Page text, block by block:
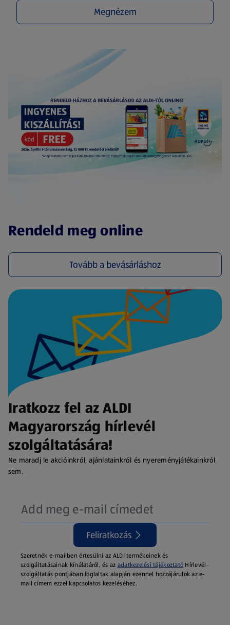
Megnézem
Rendeld meg online
Tovább a bevásárláshoz
(új oldalon nyílik meg)
Iratkozz fel az ALDI
Magyarország hírlevél
szolgáltatására!
Ne maradj le akcióinkról, ajánlatainkról és nyereményjátékainkról
sem.
Feliratkozás
Szeretnék e-mailben értesülni az ALDI termékeinek és
szolgáltatásainak kínálatáról, és az adatkezelési tájékoztató Hírlevél-
szolgáltatás pontjában foglaltak alapján ezennel hozzájárulok az e-
mail címem ezzel kapcsolatos kezeléséhez.